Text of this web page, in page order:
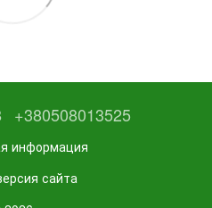
+380508013525
информация
сайта